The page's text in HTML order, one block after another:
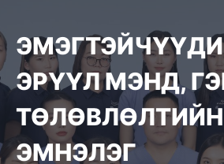
ЭРҮҮЛ МЭНД,
ТӨЛӨВЛӨЛТИЙН
ЭМНЭЛЭГ